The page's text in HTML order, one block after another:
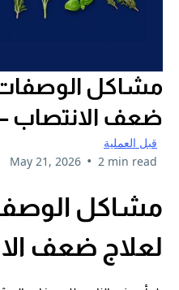
مشاكل الوصفات
ضعف الانتصاب
قبل العملية
May 21, 2026 • 2 min read
مشاكل
لعلاج ضعف